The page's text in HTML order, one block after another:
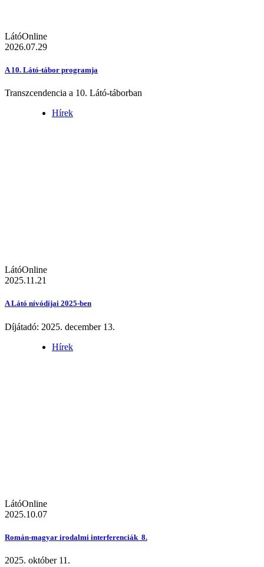
LátóOnline
2026.07.29
A 10. Látó-tábor programja
Transzcendencia a 10. Látó-táborban
Hírek
LátóOnline
2025.11.21
A Látó nívódíjai 2025-ben
Díjátadó: 2025. december 13.
Hírek
LátóOnline
2025.10.07
Román-magyar irodalmi interferenciák 8.
2025. október 11.